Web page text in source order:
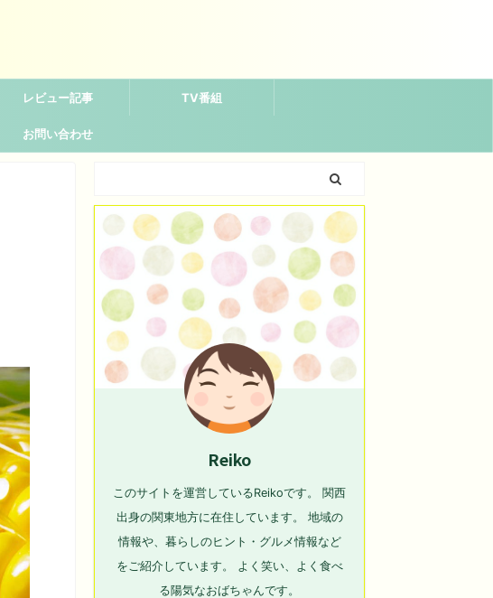
レビュー記事 TV番組
お問い合わせ
Reiko
このサイトを運営しているReikoです。 関西
出身の関東地方に在住しています。 地域の
情報や、暮らしのヒント・グルメ情報など
をご紹介しています。 よく笑い、よく食べ
る陽気なおばちゃんです。